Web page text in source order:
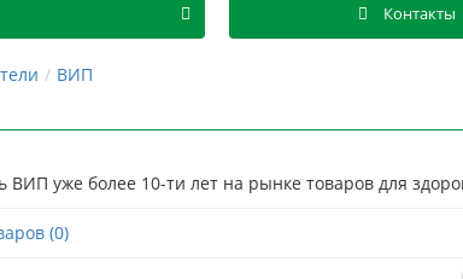
Контакты
ВИП
ВИП уже более 10-ти лет на рынке товаров для
(0)